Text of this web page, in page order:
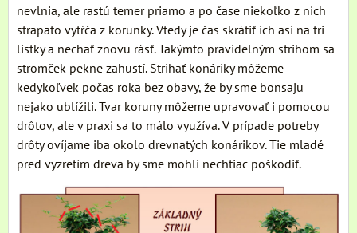
nevlnia, ale rastú temer priamo a po čase niekoľko z nich
strapato vytŕča z korunky. Vtedy je čas skrátiť ich asi na tri
lístky a nechať znovu rásť. Takýmto pravidelným strihom sa
stromček pekne zahustí. Strihať konáriky môžeme
kedykoľvek počas roka bez obavy, že by sme bonsaju
nejako ublížili. Tvar koruny môžeme upravovať i pomocou
drôtov, ale v praxi sa to málo využíva. V prípade potreby
drôty ovíjame iba okolo drevnatých konárikov. Tie mladé
pred vyzretím dreva by sme mohli nechtiac poškodiť.